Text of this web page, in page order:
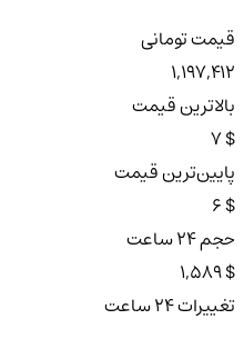
قیمت تومانی
1,197,412
بالاترین قیمت
$ 7
پایین‌ترین قیمت
$ 6
حجم ۲۴ ساعت
$ 1,589
تغییرات ۲۴ ساعت